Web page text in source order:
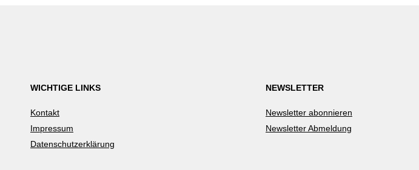
WICHTIGE LINKS
Kontakt
Impressum
Datenschutzerklärung
NEWSLETTER
Newsletter abonnieren
Newsletter Abmeldung